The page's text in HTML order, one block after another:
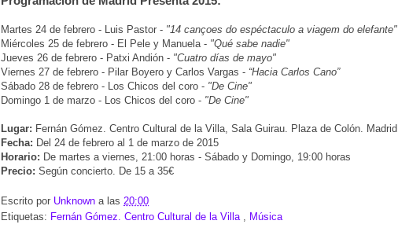
Martes 24 de febrero - Luis Pastor - "14 cançoes do espéctaculo a viagem do elefante"
Miércoles 25 de febrero - El Pele y Manuela - "Qué sabe nadie"
Jueves 26 de febrero - Patxi Andión - "Cuatro días de mayo"
Viernes 27 de febrero - Pilar Boyero y Carlos Vargas - “Hacia Carlos Cano”
Sábado 28 de febrero - Los Chicos del coro - "De Cine"
Domingo 1 de marzo - Los Chicos del coro - "De Cine"
Lugar: Fernán Gómez. Centro Cultural de la Villa, Sala Guirau. Plaza de Colón. Madrid
Fecha: Del 24 de febrero al 1 de marzo de 2015
Horario: De martes a viernes, 21:00 horas - Sábado y Domingo, 19:00 horas
Precio: Según concierto. De 15 a 35€
Escrito por Unknown a las 20:00
Etiquetas: Fernán Gómez. Centro Cultural de la Villa , Música